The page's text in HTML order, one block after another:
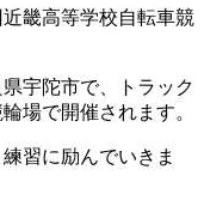
畿高等学校自転車競
宇陀市で、トラック
場で開催されます。
習に励んでいきま